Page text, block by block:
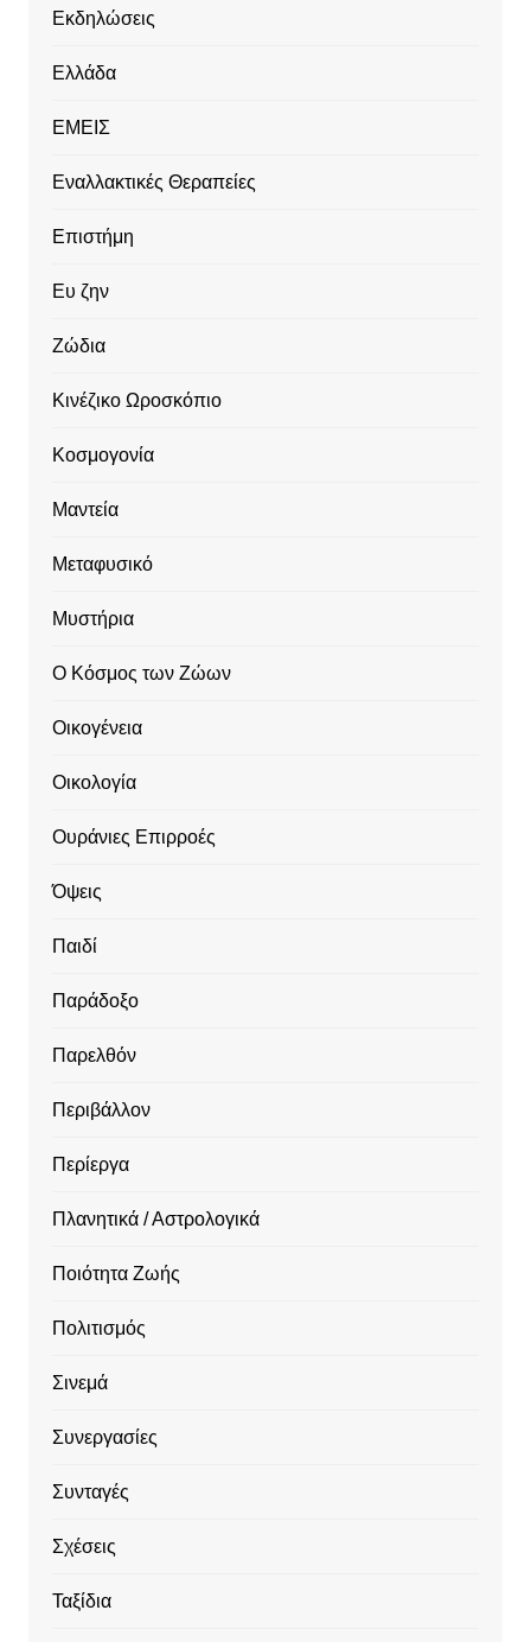
Εκδηλώσεις
Ελλάδα
ΕΜΕΙΣ
Εναλλακτικές Θεραπείες
Επιστήμη
Ευ ζην
Ζώδια
Κινέζικο Ωροσκόπιο
Κοσμογονία
Μαντεία
Μεταφυσικό
Μυστήρια
Ο Κόσμος των Ζώων
Οικογένεια
Οικολογία
Ουράνιες Επιρροές
Όψεις
Παιδί
Παράδοξο
Παρελθόν
Περιβάλλον
Περίεργα
Πλανητικά / Αστρολογικά
Ποιότητα Ζωής
Πολιτισμός
Σινεμά
Συνεργασίες
Συνταγές
Σχέσεις
Ταξίδια